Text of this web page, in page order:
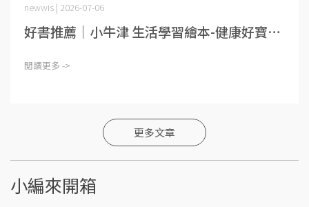
newwis | 2026-07-06
好書推薦｜小牛津 生活學習繪本-健康好寶⋯
閱讀更多 ->
更多文章
小編來開箱